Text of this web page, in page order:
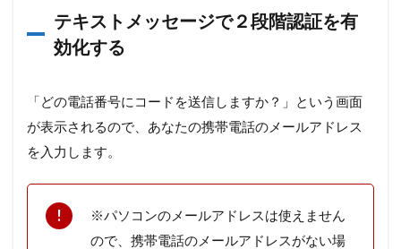
テキストメッセージで２段階認証を有
効化する
「どの電話番号にコードを送信しますか？」という画面
が表示されるので、あなたの携帯電話のメールアドレス
を入力します。
※パソコンのメールアドレスは使えません
ので、携帯電話のメールアドレスがない場